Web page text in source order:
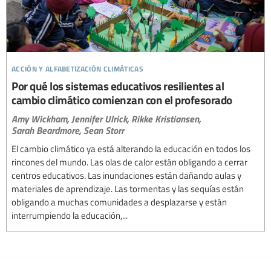
acción y alfabetización climáticas
Por qué los sistemas educativos resilientes al
cambio climático comienzan con el profesorado
Amy Wickham,Jennifer Ulrick, Rikke Kristiansen,
Sarah Beardmore, Sean Storr
El cambio climático ya está alterando la educación en todos los
rincones del mundo. Las olas de calor están obligando a cerrar
centros educativos. Las inundaciones están dañando aulas y
materiales de aprendizaje. Las tormentas y las sequías están
obligando a muchas comunidades a desplazarse y están
interrumpiendo la educación,...